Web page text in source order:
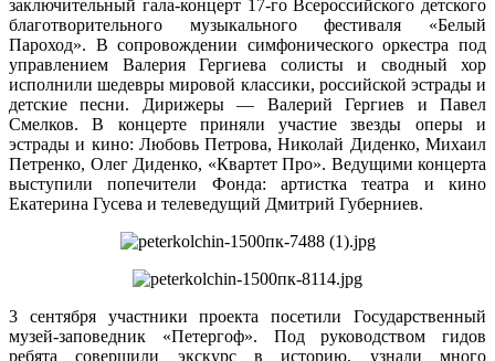
заключительный гала-концерт 17-го Всероссийского детского
благотворительного музыкального фестиваля «Белый
Пароход». В сопровождении симфонического оркестра под
управлением Валерия Гергиева солисты и сводный хор
исполнили шедевры мировой классики, российской эстрады и
детские песни. Дирижеры — Валерий Гергиев и Павел
Смелков. В концерте приняли участие звезды оперы и
эстрады и кино: Любовь Петрова, Николай Диденко, Михаил
Петренко, Олег Диденко, «Квартет Про». Ведущими концерта
выступили попечители Фонда: артистка театра и кино
Екатерина Гусева и телеведущий Дмитрий Губерниев.
3 сентября участники проекта посетили Государственный
музей-заповедник «Петергоф». Под руководством гидов
ребята совершили экскурс в историю, узнали много